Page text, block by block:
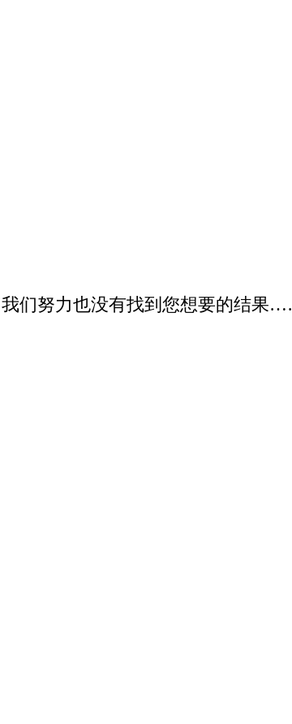
们努力也没有找到您想要的结果